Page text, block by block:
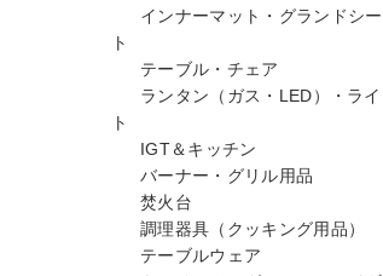
インナーマット・グランドシー
ト
テーブル・チェア
ランタン（ガス・LED）・ライ
ト
IGT＆キッチン
バーナー・グリル用品
焚火台
調理器具（クッキング用品）
テーブルウェア